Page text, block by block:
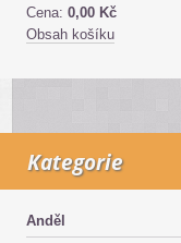
Cena: 0,00 Kč
Obsah košíku
Kategorie
Anděl